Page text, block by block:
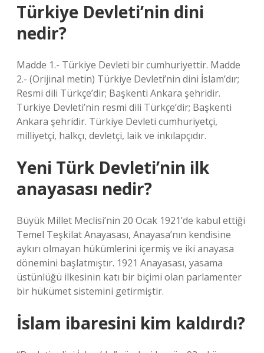
Türkiye Devleti’nin dini
nedir?
Madde 1.- Türkiye Devleti bir cumhuriyettir. Madde
2.- (Orijinal metin) Türkiye Devleti’nin dini İslam’dır;
Resmi dili Türkçe’dir; Başkenti Ankara şehridir.
Türkiye Devleti’nin resmi dili Türkçe’dir; Başkenti
Ankara şehridir. Türkiye Devleti cumhuriyetçi,
milliyetçi, halkçı, devletçi, laik ve inkılapçıdır.
Yeni Türk Devleti’nin ilk
anayasası nedir?
Büyük Millet Meclisi’nin 20 Ocak 1921’de kabul ettiği
Temel Teşkilat Anayasası, Anayasa’nın kendisine
aykırı olmayan hükümlerini içermiş ve iki anayasa
dönemini başlatmıştır. 1921 Anayasası, yasama
üstünlüğü ilkesinin katı bir biçimi olan parlamenter
bir hükümet sistemini getirmiştir.
İslam ibaresini kim kaldırdı?